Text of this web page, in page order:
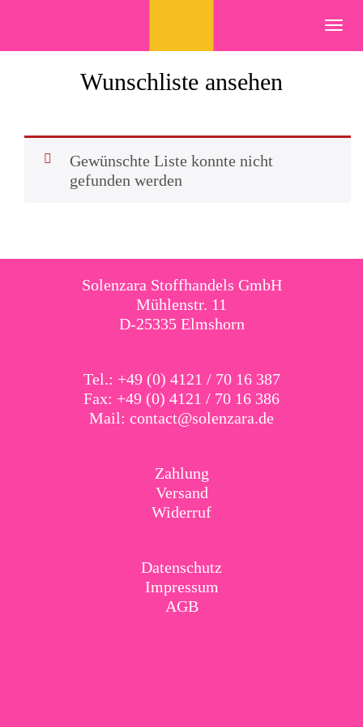
Wunschliste ansehen
Gewünschte Liste konnte nicht
gefunden werden
Solenzara Stoffhandels GmbH
Mühlenstr. 11
D-25335 Elmshorn
Tel.: +49 (0) 4121 / 70 16 387
Fax: +49 (0) 4121 / 70 16 386
Mail: contact@solenzara.de
Zahlung
Versand
Widerruf
Datenschutz
Impressum
AGB